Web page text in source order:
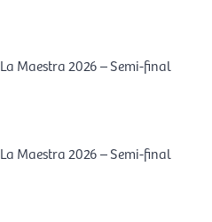
La Maestra 2026 – Semi-final
La Maestra 2026 – Semi-final